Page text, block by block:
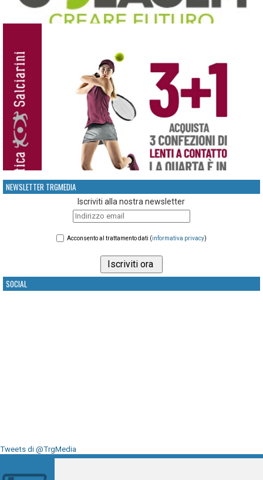
NEWSLETTER TRGMEDIA
Iscriviti alla nostra newsletter
Acconsento al trattamento dati (informativa privacy)
SOCIAL
Tweets di @TrgMedia